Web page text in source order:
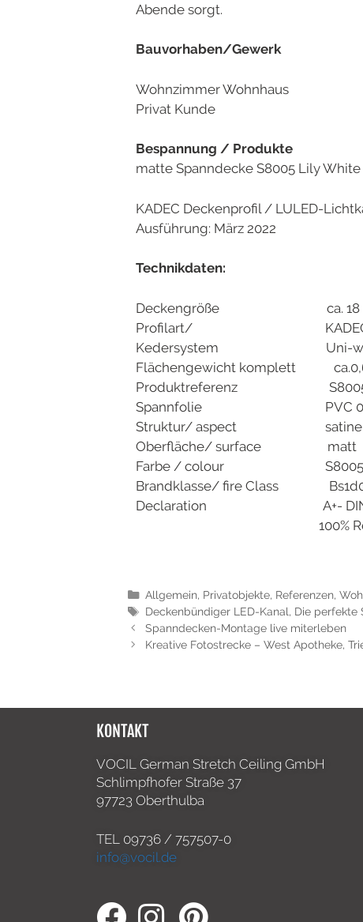
Abende sorgt.
Bauvorhaben/Gewerk
Wohnzimmer Wohnhaus
Privat Kunde
Bespannung / Produkte
matte Spanndecke S8005 Lily White
KADEC Deckenprofil / LULED-
Ausführung: März 2022
Technikdaten:
Deckengröße ca. 18
Profilart/ KADEC
Kedersystem Uni-
Flächengewicht komplett
Produktreferenz
Spannfolie PVC 0,170
Struktur/ aspect satine
Oberfläche/ surface matt
Farbe / colour S8005
Brandklasse/ fire Class Bs1d0-
Declaration A+- DIN EN
100%
Allgemein, Privatobjekte, Referenzen,
Deckenbündiger LED-Kanal, Die perfekte
Spanndecken-Montage live miterleben
Kreative Fotostrecke – West Apotheke,
KONTAKT
VOCIL German Stretch Ceiling GmbH
Schlimpfhofer Straße 37
97723 Oberthulba
TEL 09736 / 757507-0
info@vocil.de